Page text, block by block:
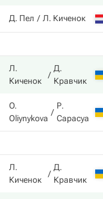
Д. Пел
Л. Киченок
Л.
Киченок
Д.
Кравчик
O.
Oliynykova
Р.
Сарасуа
Л.
Киченок
Д.
Кравчик